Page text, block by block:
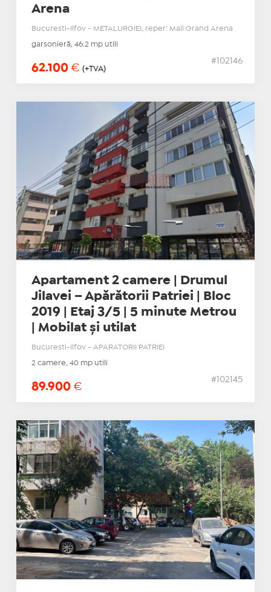
Arena
Bucuresti-Ilfov - METALURGIEI, reper: Mall Grand Arena
garsonieră, 46.2 mp utili
62.100 € (+TVA)
#102146
Apartament 2 camere | Drumul
Jilavei – Apărătorii Patriei | Bloc
2019 | Etaj 3/5 | 5 minute Metrou
| Mobilat și utilat
Bucuresti-Ilfov - APARATORII PATRIEI
2 camere, 40 mp utili
89.900 €
#102145